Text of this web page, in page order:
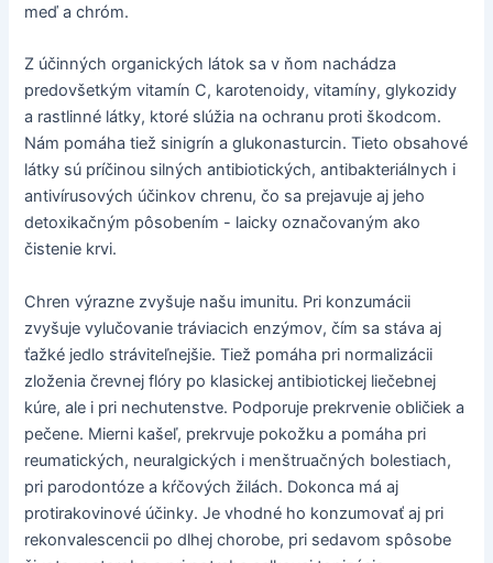
meď a chróm.
Z účinných organických látok sa v ňom nachádza
predovšetkým vitamín C, karotenoidy, vitamíny, glykozidy
a rastlinné látky, ktoré slúžia na ochranu proti škodcom.
Nám pomáha tiež sinigrín a glukonasturcin. Tieto obsahové
látky sú príčinou silných antibiotických, antibakteriálnych i
antivírusových účinkov chrenu, čo sa prejavuje aj jeho
detoxikačným pôsobením - laicky označovaným ako
čistenie krvi.
Chren výrazne zvyšuje našu imunitu. Pri konzumácii
zvyšuje vylučovanie tráviacich enzýmov, čím sa stáva aj
ťažké jedlo stráviteľnejšie. Tiež pomáha pri normalizácii
zloženia črevnej flóry po klasickej antibiotickej liečebnej
kúre, ale i pri nechutenstve. Podporuje prekrvenie obličiek a
pečene. Mierni kašeľ, prekrvuje pokožku a pomáha pri
reumatických, neuralgických i menštruačných bolestiach,
pri parodontóze a kŕčových žilách. Dokonca má aj
protirakovinové účinky. Je vhodné ho konzumovať aj pri
rekonvalescencii po dlhej chorobe, pri sedavom spôsobe